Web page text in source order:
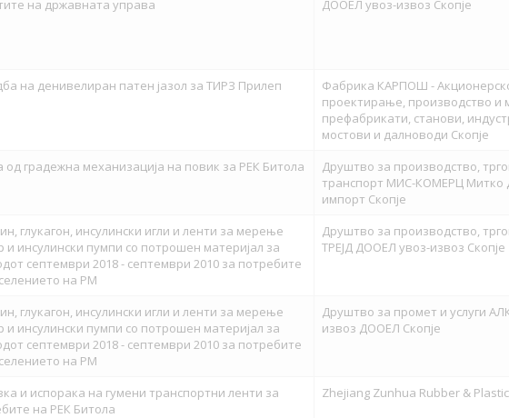
на државната управа
ДООЕЛ увоз-извоз Скопје
на денивелиран патен јазол за ТИРЗ Прилеп
Фабрика КАРПОШ -
проектирање, производство и
префабрикати, станови,
мостови и далноводи Скопје
од градежна механизација на повик за РЕК Битола
Друштво за производство,
транспорт МИС-КОМЕРЦ Митко
импорт Скопје
глукагон, инсулински игли и ленти за мерење
и инсулински пумпи со потрошен материјал за
септември 2018 - септември 2010 за потребите
на РМ
Друштво за производство,
ТРЕЈД ДООЕЛ увоз-извоз Скопје
глукагон, инсулински игли и ленти за мерење
и инсулински пумпи со потрошен материјал за
септември 2018 - септември 2010 за потребите
на РМ
Друштво за промет и услуги
извоз ДООЕЛ Скопје
и испорака на гумени транспортни ленти за
на РЕК Битола
Zhejiang Zunhua Rubber &